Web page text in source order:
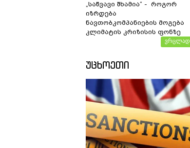
„საწვავი შხამია“ - როგორ
იზრდება
ნავთობკომპანიების მოგება
კლიმატის კრიზისის ფონზე
ვრცლად
ᲣᲪᲮᲝᲔᲗᲘ